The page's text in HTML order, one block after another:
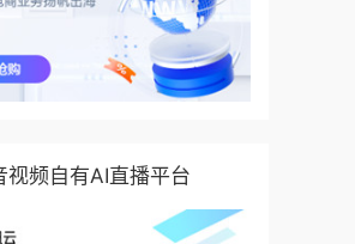
视频自有AI直播平台